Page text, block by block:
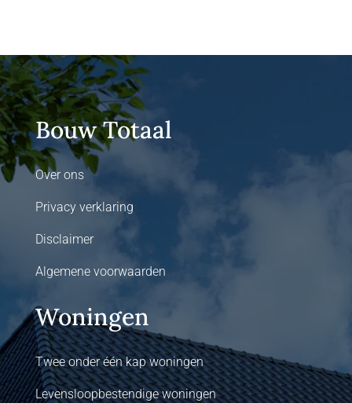
Bouw Totaal
Over ons
Privacy verklaring
Disclaimer
Algemene voorwaarden
Woningen
Twee onder één kap woningen
Levensloopbestendige woningen